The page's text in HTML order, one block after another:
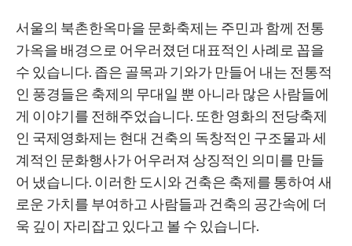
서울의 북촌한옥마을 문화축제는 주민과 함께 전통
가옥을 배경으로 어우러졌던 대표적인 사례로 꼽을
수 있습니다. 좁은 골목과 기와가 만들어 내는 전통적
인 풍경들은 축제의 무대일 뿐 아니라 많은 사람들에
게 이야기를 전해주었습니다. 또한 영화의 전당축제
인 국제영화제는 현대 건축의 독창적인 구조물과 세
계적인 문화행사가 어우러져 상징적인 의미를 만들
어 냈습니다. 이러한 도시와 건축은 축제를 통하여 새
로운 가치를 부여하고 사람들과 건축의 공간속에 더
욱 깊이 자리잡고 있다고 볼 수 있습니다.